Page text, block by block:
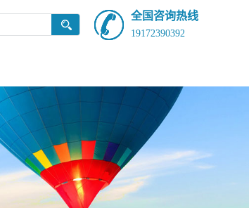
全国咨询热线
19172390392